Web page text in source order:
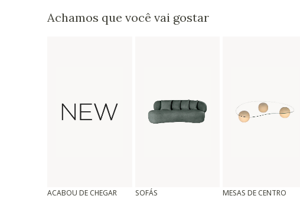
Achamos que você vai gostar
ACABOU DE CHEGAR SOFÁS MESAS DE CENTRO